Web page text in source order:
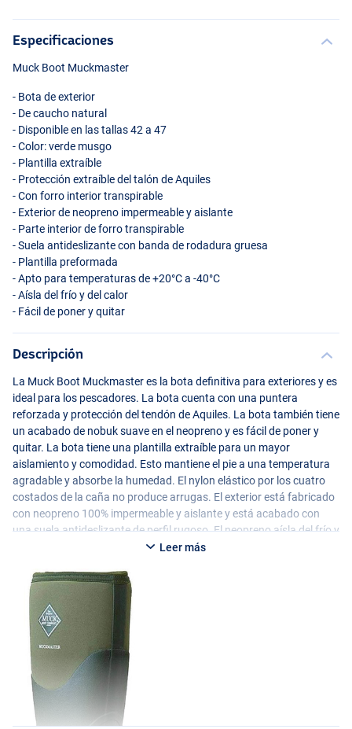
Especificaciones
Muck Boot Muckmaster
- Bota de exterior
- De caucho natural
- Disponible en las tallas 42 a 47
- Color: verde musgo
- Plantilla extraíble
- Protección extraíble del talón de Aquiles
- Con forro interior transpirable
- Exterior de neopreno impermeable y aislante
- Parte interior de forro transpirable
- Suela antideslizante con banda de rodadura gruesa
- Plantilla preformada
- Apto para temperaturas de +20°C a -40°C
- Aísla del frío y del calor
- Fácil de poner y quitar
Descripción
La Muck Boot Muckmaster es la bota definitiva para exteriores y es
ideal para los pescadores. La bota cuenta con una puntera
reforzada y protección del tendón de Aquiles. La bota también tiene
un acabado de nobuk suave en el neopreno y es fácil de poner y
quitar. La bota tiene una plantilla extraíble para un mayor
aislamiento y comodidad. Esto mantiene el pie a una temperatura
agradable y absorbe la humedad. El nylon elástico por los cuatro
costados de la caña no produce arrugas. El exterior está fabricado
con neopreno 100% impermeable y aislante y está acabado con
una suela antideslizante de perfil rugoso. El neopreno aísla del frío y
del calor. Maravillosamente cálido en invierno y fresco en verano.
Leer más